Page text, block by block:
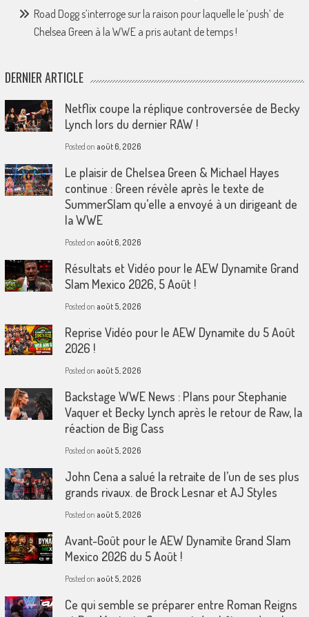
Road Dogg s’interroge sur la raison pour laquelle le ‘push’ de
Chelsea Green à la WWE a pris autant de temps !
DERNIER ARTICLE
Netflix coupe la réplique controversée de Becky
Lynch lors du dernier RAW !
Posted on août 6, 2026
Le plaisir de Chelsea Green & Michael Hayes
continue : Green révèle après le texte de
SummerSlam qu’elle a envoyé à un dirigeant de
la WWE
Posted on août 6, 2026
Résultats et Vidéo pour le AEW Dynamite Grand
Slam Mexico 2026, 5 Août !
Posted on août 5, 2026
Reprise Vidéo pour le AEW Dynamite du 5 Août
2026 !
Posted on août 5, 2026
Backstage WWE News : Plans pour Stephanie
Vaquer et Becky Lynch après le retour de Raw, la
réaction de Big Cass
Posted on août 5, 2026
John Cena a salué la retraite de l’un de ses plus
grands rivaux. de Brock Lesnar et AJ Styles
Posted on août 5, 2026
Avant-Goût pour le AEW Dynamite Grand Slam
Mexico 2026 du 5 Août !
Posted on août 5, 2026
Ce qui semble se préparer entre Roman Reigns